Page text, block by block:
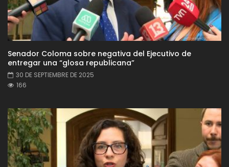
Senador Coloma sobre negativa del Ejecutivo de
entregar una “glosa republicana”
30 DE SEPTIEMBRE DE 2025
166